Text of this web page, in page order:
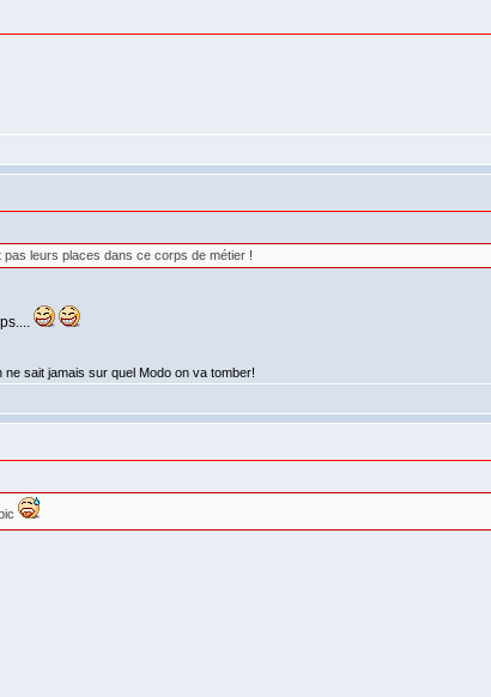
leurs places dans ce corps de métier !
sait jamais sur quel Modo on va tomber!